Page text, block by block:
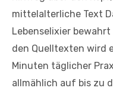
mittelalterliche Text
Lebenselixier
den Quelltexten wird
Minuten täglicher
allmählich auf bis zu